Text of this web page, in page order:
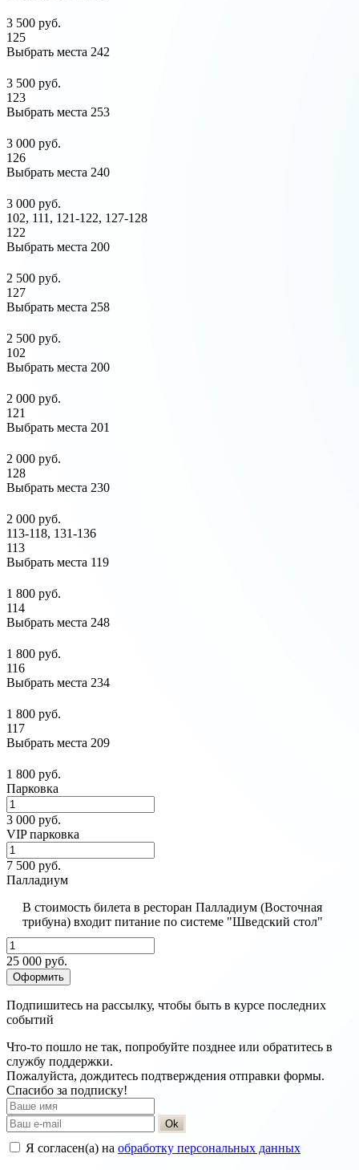
3 500 руб.
125
Выбрать места 242
3 500 руб.
123
Выбрать места 253
3 000 руб.
126
Выбрать места 240
3 000 руб.
102, 111, 121-122, 127-128
122
Выбрать места 200
2 500 руб.
127
Выбрать места 258
2 500 руб.
102
Выбрать места 200
2 000 руб.
121
Выбрать места 201
2 000 руб.
128
Выбрать места 230
2 000 руб.
113-118, 131-136
113
Выбрать места 119
1 800 руб.
114
Выбрать места 248
1 800 руб.
116
Выбрать места 234
1 800 руб.
117
Выбрать места 209
1 800 руб.
Парковка
3 000 руб.
VIP парковка
7 500 руб.
Палладиум
В стоимость билета в ресторан Палладиум (Восточная
трибуна) входит питание по системе "Шведский стол"
25 000 руб.
Оформить
Подпишитесь на рассылку, чтобы быть в курсе последних
событий
Что-то пошло не так, попробуйте позднее или обратитесь в
службу поддержки.
Пожалуйста, дождитесь подтверждения отправки формы.
Спасибо за подписку!
Ok
Я согласен(а) на обработку персональных данных